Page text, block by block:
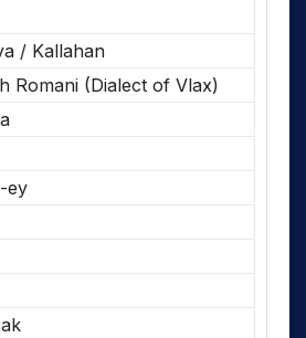
/ Kallahan
Romani (Dialect of Vlax)
ey